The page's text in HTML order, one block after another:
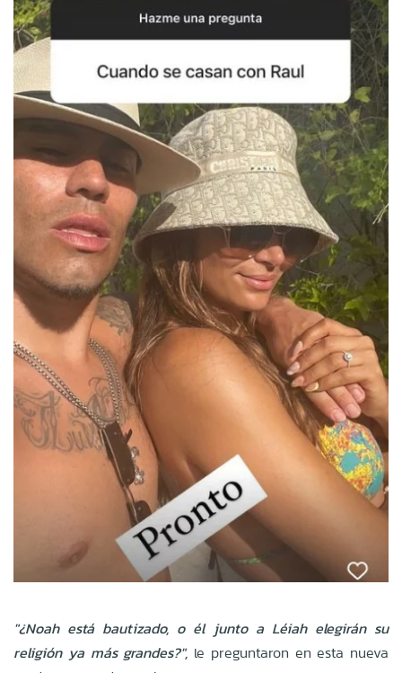
"¿Noah está bautizado, o él junto a Léiah elegirán su
religión ya más grandes?", le preguntaron en esta nueva